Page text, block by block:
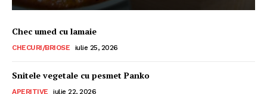
Chec umed cu lamaie
CHECURI/BRIOSE iulie 25, 2026
Snitele vegetale cu pesmet Panko
APERITIVE iulie 22, 2026